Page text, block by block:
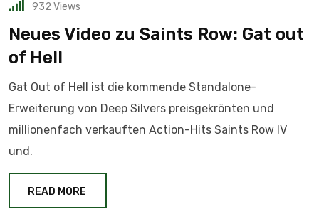
932 Views
Neues Video zu Saints Row: Gat out
of Hell
Gat Out of Hell ist die kommende Standalone-
Erweiterung von Deep Silvers preisgekrönten und
millionenfach verkauften Action-Hits Saints Row IV
und.
READ MORE